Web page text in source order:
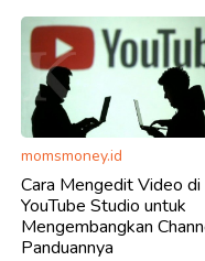
momsmoney.id
Cara Mengedit Video di
YouTube Studio untuk
Mengembangkan
Panduannya